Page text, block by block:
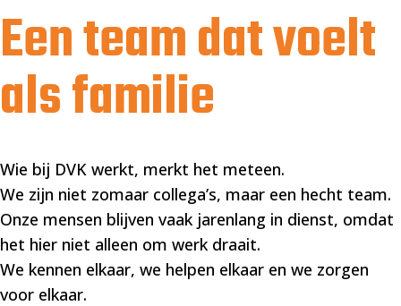
Een team dat voelt
als familie
Wie bij DVK werkt, merkt het meteen.
We zijn niet zomaar collega’s, maar een hecht team.
Onze mensen blijven vaak jarenlang in dienst, omdat
het hier niet alleen om werk draait.
We kennen elkaar, we helpen elkaar en we zorgen
voor elkaar.